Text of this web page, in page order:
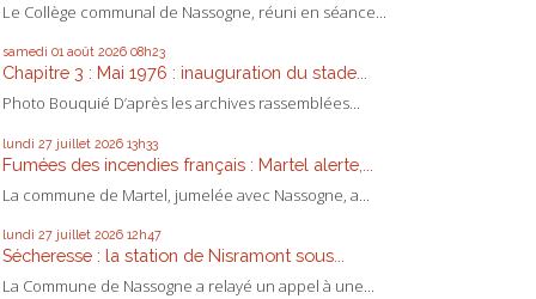
Le Collège communal de Nassogne, réuni en séance...
samedi 01 août 2026 08h23
Chapitre 3 : Mai 1976 : inauguration du stade...
Photo Bouquié D’après les archives rassemblées...
lundi 27 juillet 2026 13h33
Fumées des incendies français : Martel alerte,...
La commune de Martel, jumelée avec Nassogne, a...
lundi 27 juillet 2026 12h47
Sécheresse : la station de Nisramont sous...
La Commune de Nassogne a relayé un appel à une...